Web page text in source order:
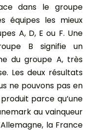
dans le groupe
équipes les mieux
A, D, E ou F. Une
B signifie un
du groupe A, très
Les deux résultats
ne pouvons pas en
parce qu’une
au vainqueur
la France